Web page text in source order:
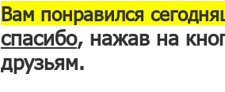
Вам понравился
спасибо, нажав на
друзьям.